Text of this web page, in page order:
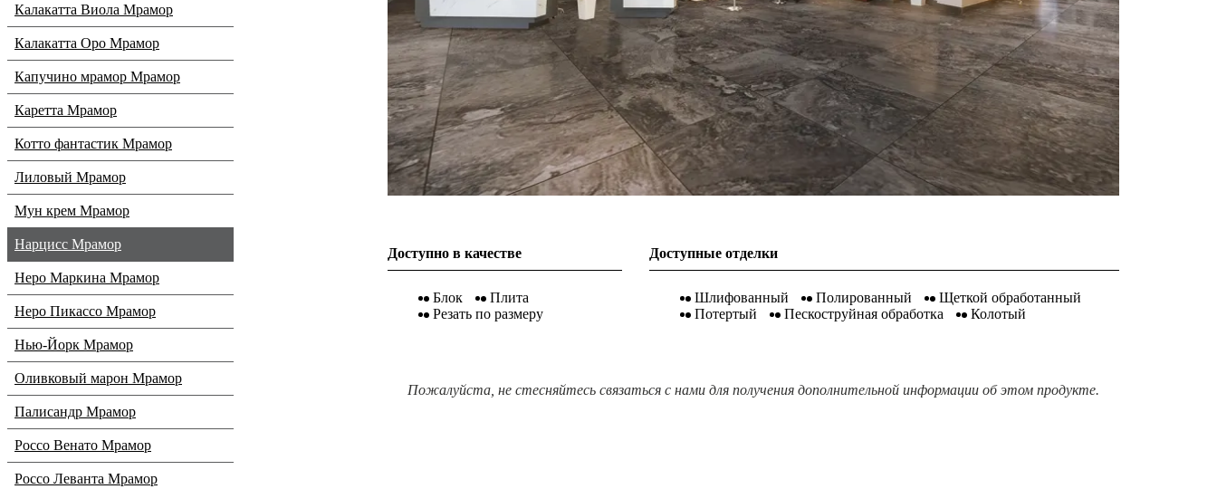
Калакатта Виола Мрамор
Калакатта Оро Мрамор
Капучино мрамор Мрамор
Каретта Мрамор
Котто фантастик Мрамор
Лиловый Мрамор
Мун крем Мрамор
Нарцисс Мрамор
Неро Маркина Мрамор
Неро Пикассо Мрамор
Нью-Йорк Мрамор
Оливковый марон Мрамор
Палисандр Мрамор
Россо Венато Мрамор
Россо Леванта Мрамор
Доступно в качестве
Блок
Плита
Резать по размеру
Доступные отделки
Шлифованный Полированный
Щеткой обработанный
Потертый
Пескоструйная обработка Колотый
Пожалуйста, не стесняйтесь связаться с нами для получения дополнительной информации об этом продукте.